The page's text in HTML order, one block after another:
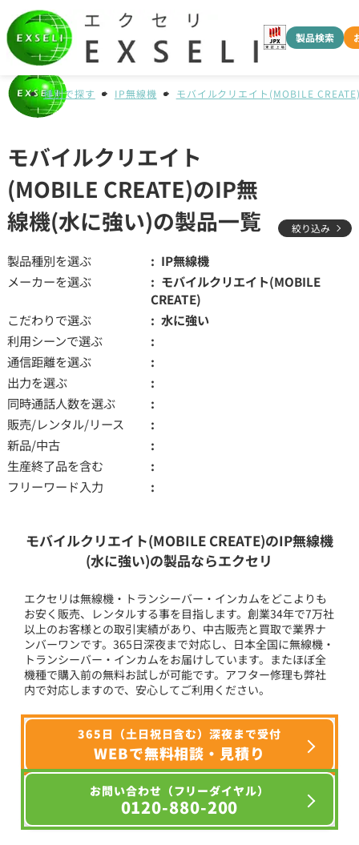
製品検索
種別で探す IP無線機 モバイルクリエイト(MOBILE
モバイルクリエイト
(MOBILE CREATE)のIP無
線機(水に強い)の製品一覧
絞り込み
製品種別を選ぶ
IP無線機
メーカーを選ぶ
モバイルクリエイト(MOBILE
CREATE)
こだわりで選ぶ
水に強い
利用シーンで選ぶ
通信距離を選ぶ
出力を選ぶ
同時通話人数を選ぶ
販売/レンタル/リース
新品/中古
生産終了品を含む
フリーワード入力
モバイルクリエイト(MOBILE CREATE)のIP無線機
(水に強い)の製品ならエクセリ
エクセリは無線機・トランシーバー・インカムをどこよりも
お安く販売、レンタルする事を目指します。創業34年で7万社
以上のお客様との取引実績があり、中古販売と買取で業界ナ
ンバーワンです。365日深夜まで対応し、日本全国に無線機・
トランシーバー・インカムをお届けしています。またほぼ全
機種で購入前の無料お試しが可能です。アフター修理も弊社
内で対応しますので、安心してご利用ください。
365日（土日祝日含む）深夜まで受付
WEBで無料相談・見積り
お問い合わせ（フリーダイヤル）
0120-880-200